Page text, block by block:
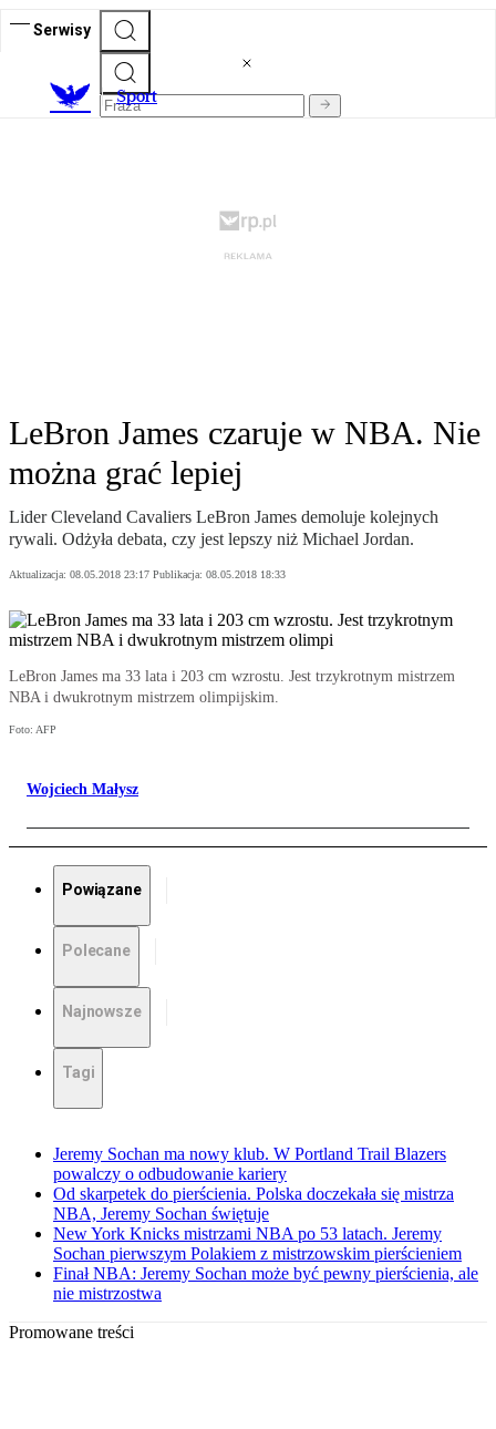
Serwisy
Sport
LeBron James czaruje w NBA. Nie
można grać lepiej
Lider Cleveland Cavaliers LeBron James demoluje kolejnych
rywali. Odżyła debata, czy jest lepszy niż Michael Jordan.
Aktualizacja: 08.05.2018 23:17 Publikacja: 08.05.2018 18:33
LeBron James ma 33 lata i 203 cm wzrostu. Jest trzykrotnym mistrzem
NBA i dwukrotnym mistrzem olimpijskim.
Foto: AFP
Wojciech Małysz
Powiązane
Polecane
Najnowsze
Tagi
Jeremy Sochan ma nowy klub. W Portland Trail Blazers
powalczy o odbudowanie kariery
Od skarpetek do pierścienia. Polska doczekała się mistrza
NBA, Jeremy Sochan świętuje
New York Knicks mistrzami NBA po 53 latach. Jeremy
Sochan pierwszym Polakiem z mistrzowskim pierścieniem
Finał NBA: Jeremy Sochan może być pewny pierścienia, ale
nie mistrzostwa
Promowane treści